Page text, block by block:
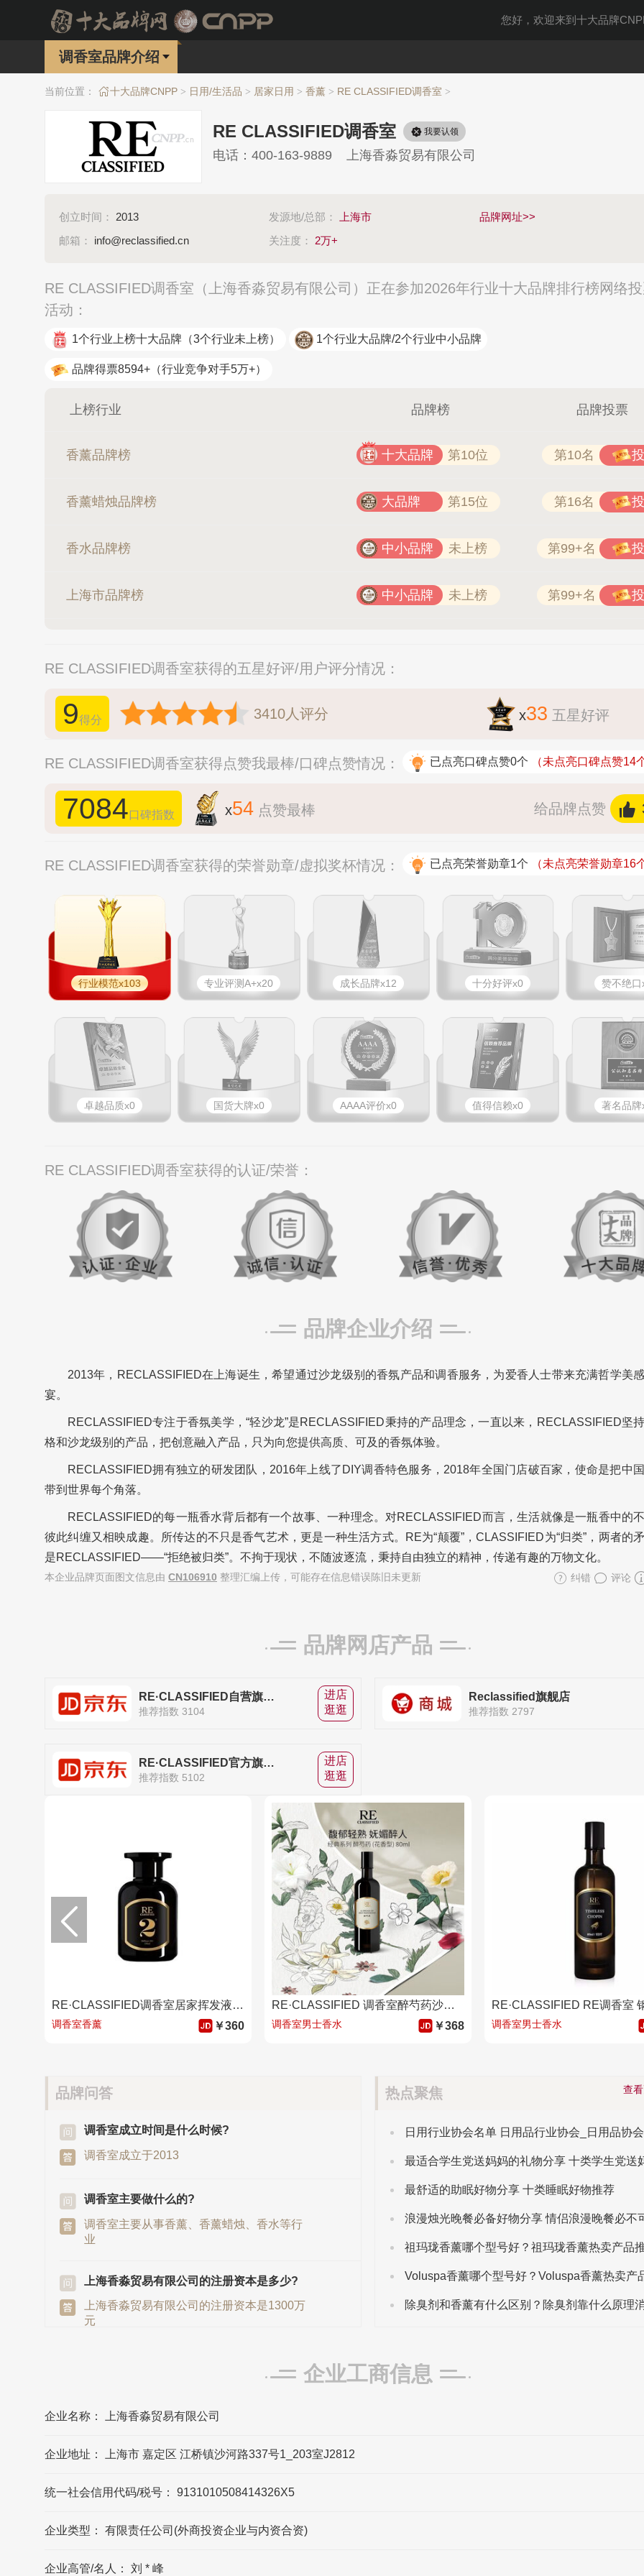
您好，欢迎来到十大品牌
调香室品牌介绍
当前位置： 十大品牌CNPP > 日用/生活品 > 居家日用 > 香薰 > RE CLASSIFIED调香室 >
RE CLASSIFIED调香室 我要认领
电话：400-163-9889 上海香淼贸易有限公司
创立时间： 2013 发源地/总部： 上海市
品牌网址>>
邮箱：
info@reclassified.cn 关注度： 2万+
RE CLASSIFIED调香室（上海香淼贸易有限公司）正在参加2026年行业十大品牌排行榜网络
活动：
1个行业上榜十大品牌 （3个行业未上榜） 1个行业大品牌/2个行业中小品牌
品牌得票8594+ （行业竞争对手5万+）
上榜行业 品牌榜 品牌投票
香薰品牌榜 十大品牌 第10位 第10名
香薰蜡烛品牌榜 大品牌 第15位 第16名
香水品牌榜 中小品牌 未上榜 第99+名
上海市品牌榜 中小品牌 未上榜 第99+名
RE CLASSIFIED调香室获得的五星好评/用户评分情况：
9得分 3410人评分 x33 五星好评
RE CLASSIFIED调香室获得点赞我最棒/口碑点赞情况： 已点亮口碑点赞0个 （未点亮口碑点赞14
7084口碑指数 x54 点赞最棒 给品牌点赞
RE CLASSIFIED调香室获得的荣誉勋章/虚拟奖杯情况： 已点亮荣誉勋章1个 （未点亮荣誉勋章16
行业模范x103 专业评测A+x20 成长品牌x12 十分好评x0 赞不绝口
卓越品质x0 国货大牌x0 AAAA评价x0 值得信赖x0 著名品牌
RE CLASSIFIED调香室获得的认证/荣誉：
品牌企业介绍
2013年，RECLASSIFIED在上海诞生，希望通过沙龙级别的香氛产品和调香服务，为爱香人士带来充满哲学美
宴。
RECLASSIFIED专注于香氛美学，“轻沙龙”是RECLASSIFIED秉持的产品理念，一直以来，RECLASSIFIED坚
格和沙龙级别的产品，把创意融入产品，只为向您提供高质、可及的香氛体验。
RECLASSIFIED拥有独立的研发团队，2016年上线了DIY调香特色服务，2018年全国门店破百家，使命是把中
带到世界每个角落。
RECLASSIFIED的每一瓶香水背后都有一个故事、一种理念。对RECLASSIFIED而言，生活就像是一瓶香中的
彼此纠缠又相映成趣。所传达的不只是香气艺术，更是一种生活方式。RE为“颠覆”，CLASSIFIED为“归类”，两者的
是RECLASSIFIED——“拒绝被归类”。不拘于现状，不随波逐流，秉持自由独立的精神，传递有趣的万物文化。
本企业品牌页面图文信息由 CN106910 整理汇编上传，可能存在信息错误陈旧未更新 纠错 评论
品牌网店产品
RE·CLASSIFIED自营旗舰店
推荐指数 3104
进店
逛逛
Reclassified旗舰店
推荐指数 2797
RE·CLASSIFIED官方旗舰店
推荐指数 5102
进店
逛逛
RE·CLASSIFIED调香室居家挥发液数字款室内香氛无火香薰送挥发藤条150ml 2
调香室香薰 ￥360
RE·CLASSIFIED 调香室醉芍药沙龙香水女士男士持久中性淡香自然气质高雅浪漫 醉芍药80ml(花香型)
调香室男士香水 ￥368 调香室男士香水
品牌问答
调香室成立时间是什么时候?
调香室成立于2013
调香室主要做什么的?
调香室主要从事香薰、香薰蜡烛、香水等行
业
上海香淼贸易有限公司的注册资本是多少?
上海香淼贸易有限公司的注册资本是1300万
元
上海香淼贸易有限公司的法定代表人是刘弼
调香室官网公布的联系方式是400-163-
官方公布的联系方式为准
查
热点聚焦
日用行业协会名单 日用品行业协会_日用品协
最舒适的助眠好物分享 十类睡眠好物推荐
祖玛珑香薰哪个型号好？祖玛珑香薰热卖产品
企业工商信息
企业名称： 上海香淼贸易有限公司
企业地址： 上海市 嘉定区 江桥镇沙河路337号1_203室J2812
统一社会信用代码/税号： 9131010508414326X5
企业类型： 有限责任公司(外商投资企业与内资合资)
企业高管/名人： 刘 * 峰